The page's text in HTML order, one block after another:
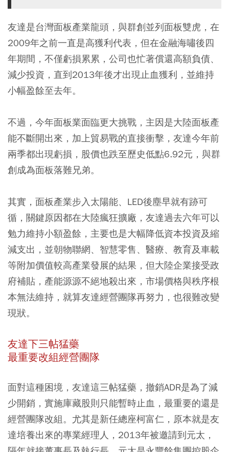
友達是台灣面板產業龍頭，與群創並列面板雙虎，在
2009年之前一直是高獲利代表，但在金融海嘯後四
年期間，不僅虧損累累，公司也忙著償還高額負債、
減少投資，直到2013年後才出現止血獲利，並維持
小幅盈餘至去年。
不過，今年面板業面臨更大挑戰，主因是大陸面板產
能不斷開出來，加上貿易戰的直接衝擊，友達今年前
兩季都出現虧損，股價也跌至歷史低點6.92元，與群
創成為面板落難兄弟。
其實，面板產業步入太陽能、LED後塵早就有跡可
循，關鍵原因都在大陸瘋狂擴廠，友達過去六年可以
勉力維持小額盈餘，主要也是大幅降低資本投資及縮
減支出，並朝物聯網、智慧零售、醫療、教育及車載
等附加價值較高產業發展的結果，但大陸企業接受政
府補貼，產能源源不絕地殺出來，市場價格與秩序根
本無法維持，就算友達經營團隊再努力，也很難改變
現狀。
友達下三帖猛藥
最重要改組經營團隊
面對這種困境，友達這三帖猛藥，撤銷ADR是為了減
少開銷，實施庫藏股則只能暫時止血，最重要的還是
經營團隊改組。尤其是新任總座柯富仁，原本就是友
達培養出來的專業經理人，2013年被邀請到元太，